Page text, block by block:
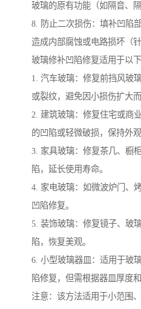
玻璃的原有功能（如隔音、
8. 防止二次损伤：填补凹陷
造成内部腐蚀或电路损坏（
玻璃修补凹陷修复适用于以下
1. 汽车玻璃：修复前挡风玻
或裂纹，避免因小损伤扩大
2. 建筑玻璃：修复住宅或商
的凹陷或轻微破损，保持外
3. 家具玻璃：修复茶几、橱
陷，延长使用寿命。
4. 家电玻璃：如微波炉门、
凹陷修复。
5. 装饰玻璃：修复镜子、玻
陷，恢复美观。
6. 小型玻璃器皿：适用于玻
陷修复，但需根据器皿厚度
注意：该方法适用于小范围